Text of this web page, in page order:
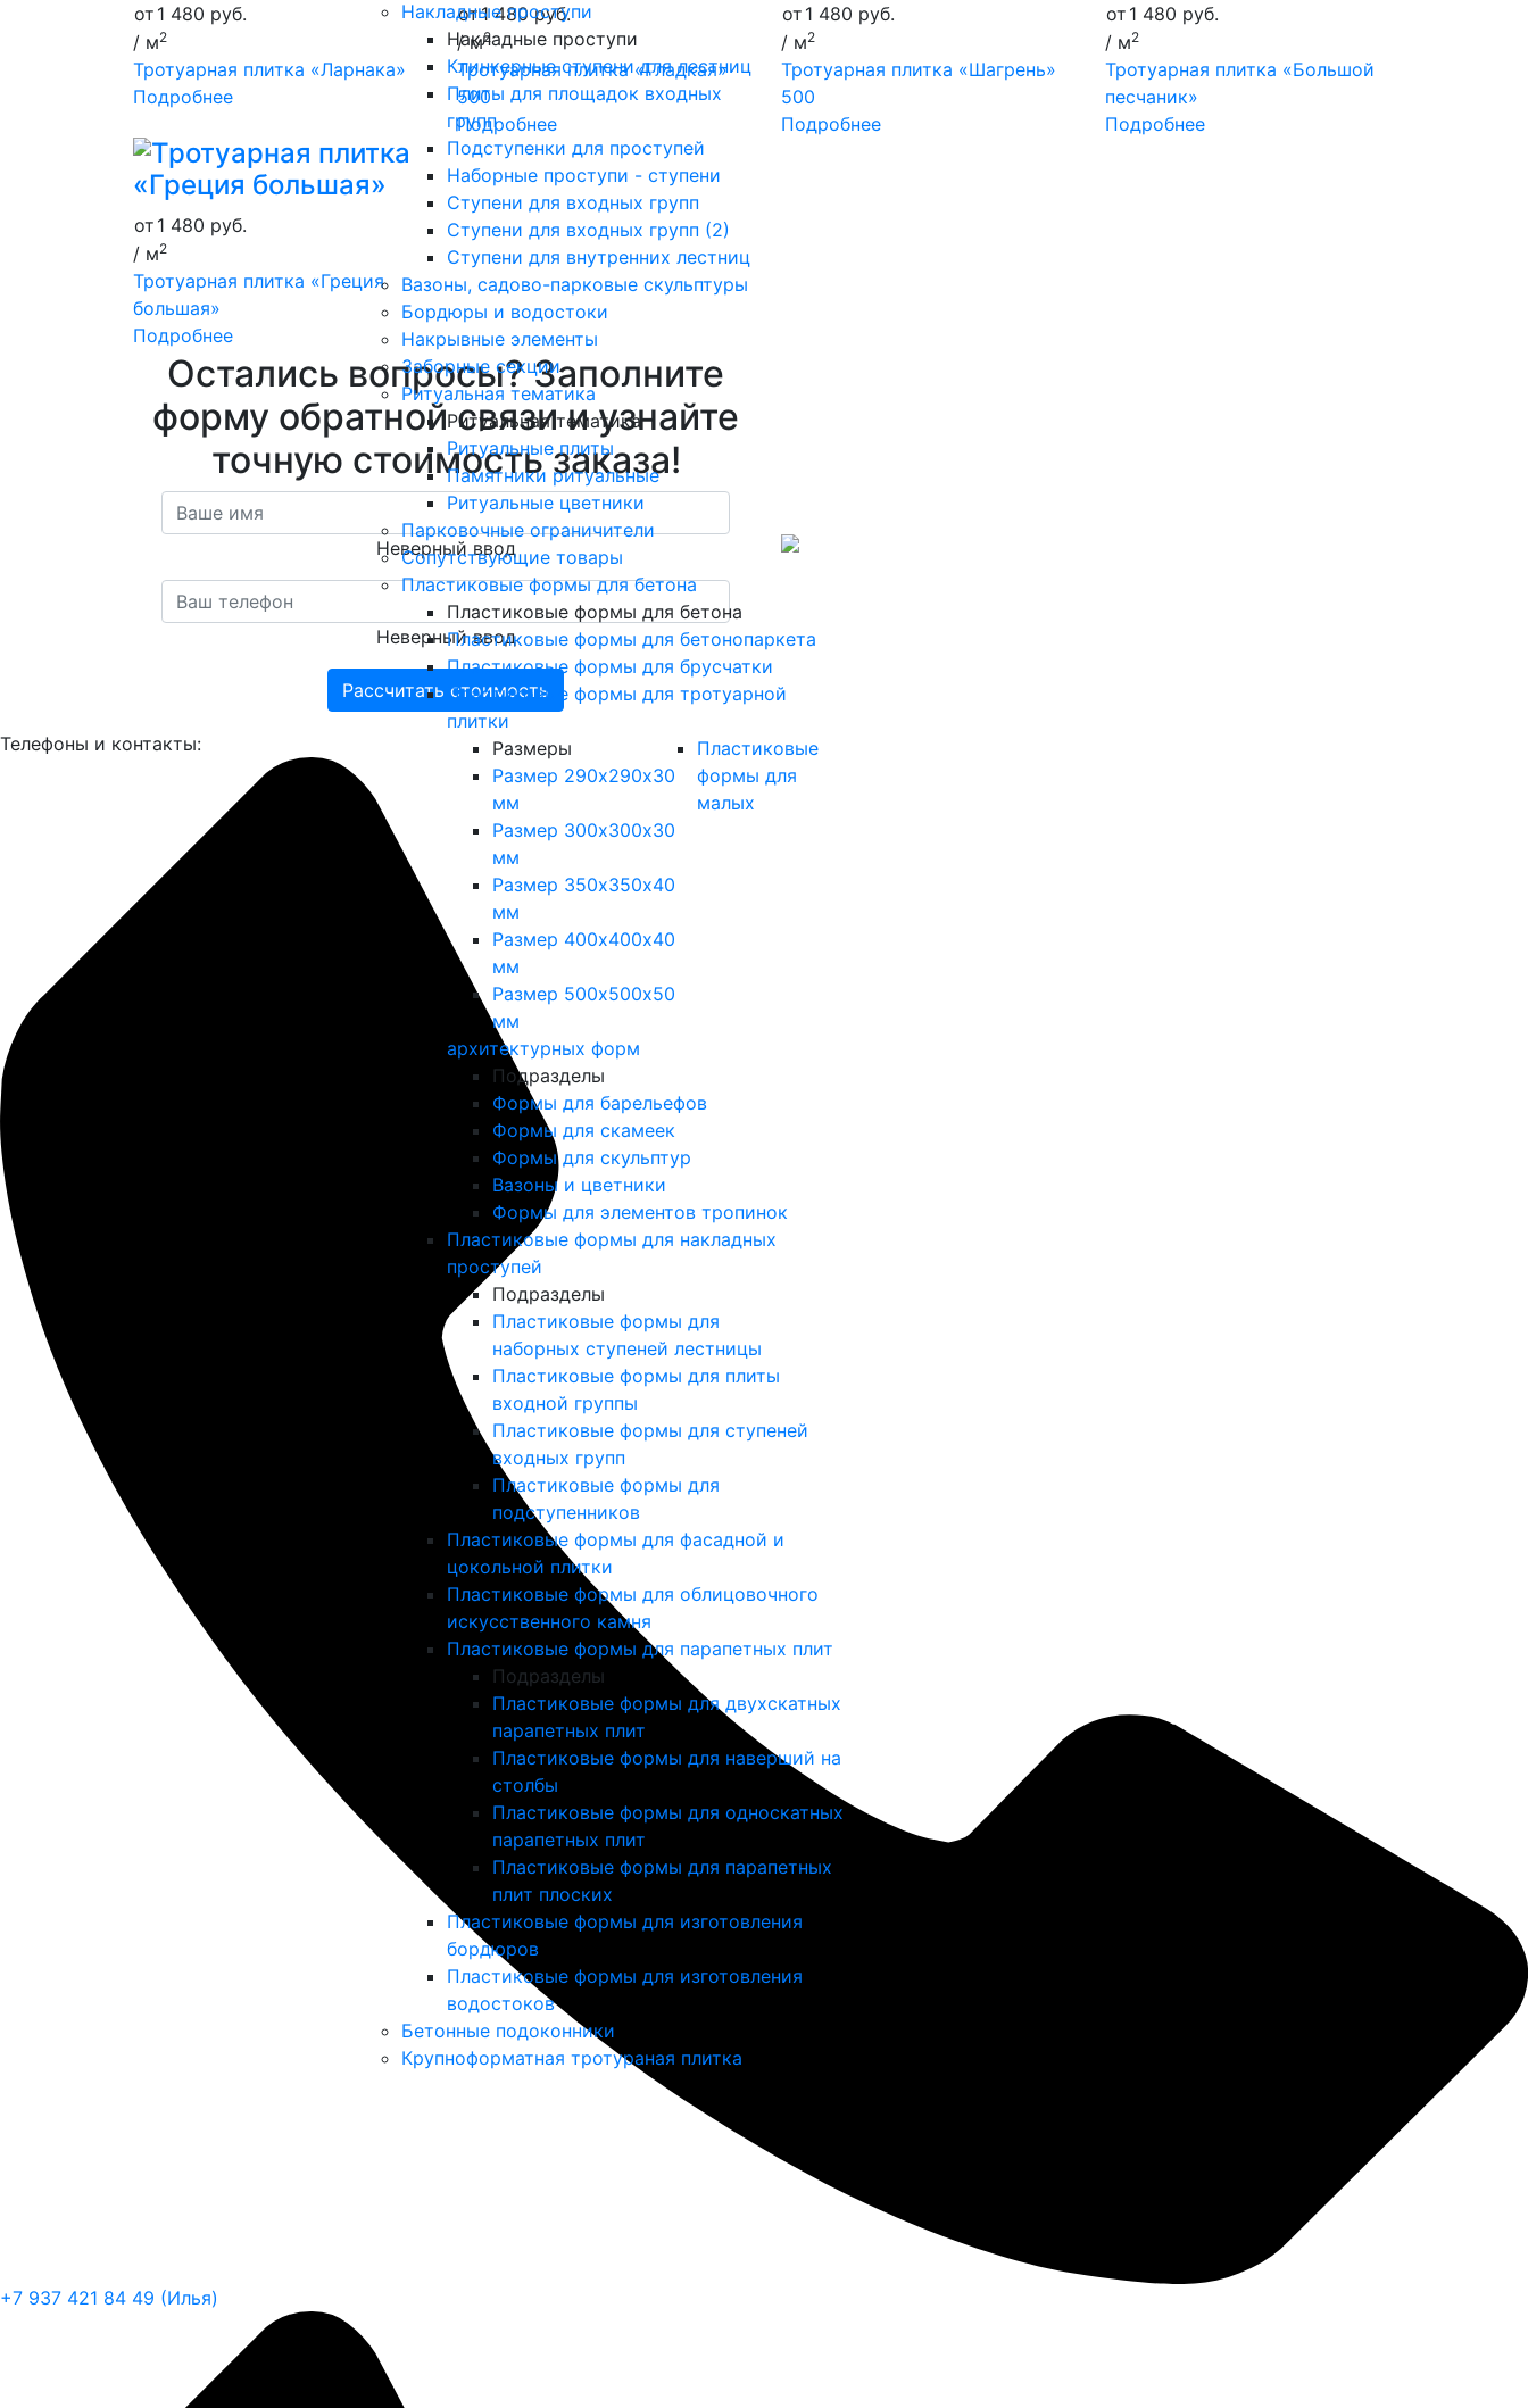
Накладные проступи
Накладные проступи
Клинкерные ступени для лестниц
Плиты для площадок входных
групп
Подступенки для проступей
Наборные проступи - ступени
Ступени для входных групп
Ступени для входных групп (2)
Ступени для внутренних лестниц
Вазоны, садово-парковые скульптуры
Бордюры и водостоки
Накрывные элементы
Заборные секции
Ритуальная тематика
Ритуальная тематика
Ритуальные плиты
Памятники ритуальные
Ритуальные цветники
Парковочные ограничители
Сопутствующие товары
Пластиковые формы для бетона
Пластиковые формы для бетона
Пластиковые формы для бетонопаркета
Пластиковые формы для брусчатки
Пластиковые формы для тротуарной
плитки
Размеры
Размер 290х290х30
мм
Размер 300х300х30
мм
Размер 350х350х40
мм
Размер 400х400х40
мм
Размер 500х500х50
мм
Пластиковые
формы для
малых
архитектурных форм
Подразделы
Формы для барельефов
Формы для скамеек
Формы для скульптур
Вазоны и цветники
Формы для элементов тропинок
Пластиковые формы для накладных
проступей
Подразделы
Пластиковые формы для
наборных ступеней лестницы
Пластиковые формы для плиты
входной группы
Пластиковые формы для ступеней
входных групп
Пластиковые формы для
подступенников
Пластиковые формы для фасадной и
цокольной плитки
Пластиковые формы для облицовочного
искусственного камня
Пластиковые формы для парапетных плит
Подразделы
Пластиковые формы для двухскатных
парапетных плит
Пластиковые формы для наверший на
столбы
Пластиковые формы для односкатных
парапетных плит
Пластиковые формы для парапетных
плит плоских
Пластиковые формы для изготовления
бордюров
Пластиковые формы для изготовления
водостоков
Бетонные подоконники
Крупноформатная тротураная плитка
от 1 480 руб.
/ м2
Тротуарная плитка «Ларнака»
Подробнее
от1 480 руб.
/ м2
Тротуарная плитка «Гладкая»
500
Подробнее
от 1 480 руб.
/ м2
Тротуарная плитка «Шагрень»
500
Подробнее
от 1 480 руб.
/ м2
Тротуарная плитка «Большой
песчаник»
Подробнее
от 1 480 руб.
/ м2
Тротуарная плитка «Греция
большая»
Подробнее
Остались вопросы? Заполните
форму обратной связи и узнайте
точную стоимость заказа!
Неверный ввод
Неверный ввод
Рассчитать стоимость
Телефоны и контакты:
+7 937 421 84 49 (Илья)